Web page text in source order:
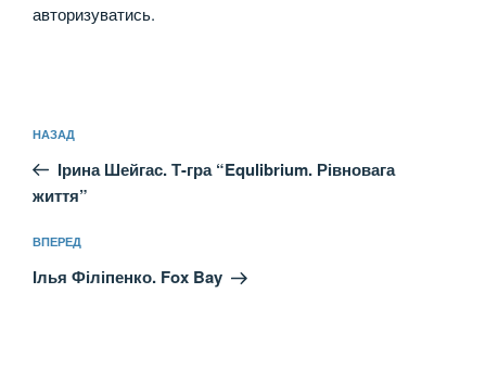
авторизуватись.
записів
Попередній
запис:
НАЗАД
Ірина Шейгас. Т-гра “Equlibrium. Рівновага
життя”
Наступний
запис
ВПЕРЕД
Ілья Філіпенко. Fox Bay